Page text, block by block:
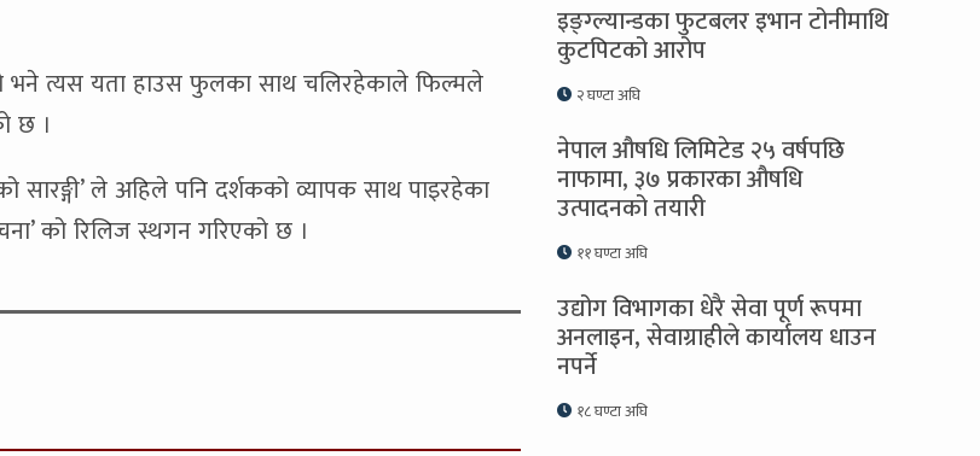
भने त्यस यता हाउस फुलका साथ चलिरहेकाले फिल्मले
छ ।
ले अहिले पनि दर्शकको व्यापक साथ पाइरहेका
को रिलिज स्थगन गरिएको छ ।
इङ्ग्ल्यान्डका फुटबलर इभान टोनीमाथि
कुटपिटको आरोप
२ घण्टा अघि
नेपाल औषधि लिमिटेड २५ वर्षपछि
नाफामा, ३७ प्रकारका औषधि
उत्पादनको तयारी
११ घण्टा अघि
उद्योग विभागका धेरै सेवा पूर्ण रूपमा
अनलाइन, सेवाग्राहीले कार्यालय धाउन
नपर्ने
१८ घण्टा अघि